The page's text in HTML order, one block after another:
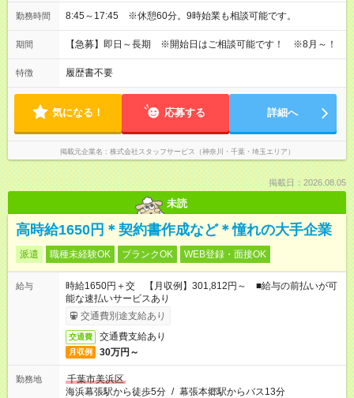
勤務時間 8:45～17:45 ※休憩60分。9時始業も相談可能です。
期間 【急募】即日～長期 ※開始日はご相談可能です！ ※8月～！
特徴 履歴書不要
気になる！ 応募する 詳細へ
掲載元企業名 株式会社スタッフサービス（神奈川・千葉・埼玉エリア）
掲載日：2026.08.05
未読
高時給1650円＊契約書作成など＊憧れの大手企業
派遣 職種未経験OK ブランクOK WEB登録・面接OK
給与
時給1650円＋交 【月収例】301,812円～ ■給与の前払いが可
能な速払いサービスあり
交通費別途支給あり
交通費 交通費支給あり
月収例 30万円～
勤務地
千葉市美浜区
海浜幕張駅から徒歩5分 / 幕張本郷駅からバス13分